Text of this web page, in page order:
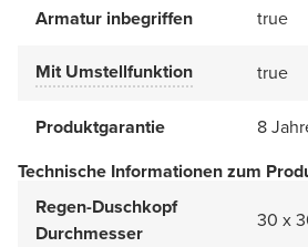
Armatur inbegriffen true
Mit Umstellfunktion true
Produktgarantie
8
Technische Informationen zum
Regen-Duschkopf
Durchmesser
30 x